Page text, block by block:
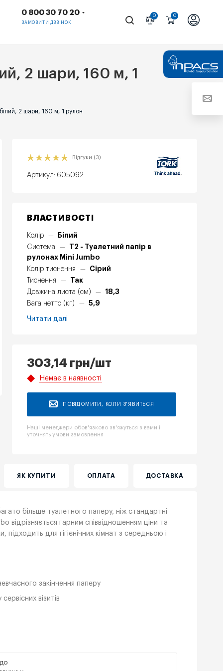
0 0
0 800 30 70 20
ЗАМОВИТИ ДЗВІНОК
2 шари, 160 м, 1
2 шари, 160 м, 1 рулон
Відгуки (3)
Артикул: 605092
ВЛАСТИВОСТІ
Колір —
Білий
Система
—
Т2 - Туалетний папір в
рулонах Mini Jumbo
Колір тиснення
—
Сірий
Тиснення
—
Так
Довжина листа (см)
—
18,3
Вага нетто (кг)
— 5,9
Читати далі
303,14 грн/шт
Немає в наявності
ПОВІДОМИТИ, КОЛИ З'ЯВИТЬСЯ
Наші менеджери обов'язково зв'яжуться з вами і
уточнять умови замовлення
ЯК КУПИТИ ОПЛАТА ДОСТАВКА
більше туалетного паперу, ніж стандартні
гарним співвідношенням ціни та
для гігієнічних кімнат з середньою і
закінчення паперу
візитів